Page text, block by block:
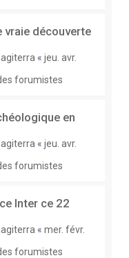
vraie découverte
« jeu. avr.
forumistes
en
« jeu. avr.
forumistes
Inter ce 22
« mer. févr.
forumistes